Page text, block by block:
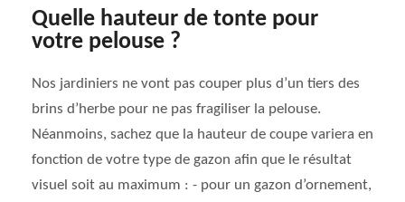
Quelle hauteur de tonte pour
votre pelouse ?
Nos jardiniers ne vont pas couper plus d’un tiers des
brins d’herbe pour ne pas fragiliser la pelouse.
Néanmoins, sachez que la hauteur de coupe variera en
fonction de votre type de gazon afin que le résultat
visuel soit au maximum : - pour un gazon d’ornement,